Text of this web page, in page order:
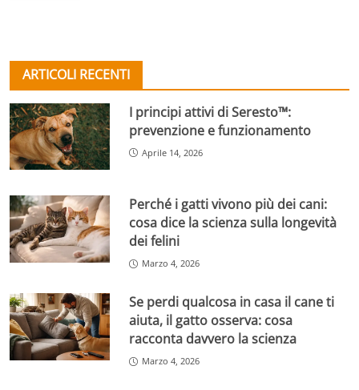
ARTICOLI RECENTI
I principi attivi di Seresto™:
prevenzione e funzionamento
Aprile 14, 2026
Perché i gatti vivono più dei cani:
cosa dice la scienza sulla longevità
dei felini
Marzo 4, 2026
Se perdi qualcosa in casa il cane ti
aiuta, il gatto osserva: cosa
racconta davvero la scienza
Marzo 4, 2026